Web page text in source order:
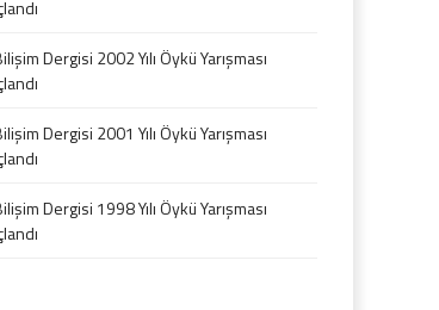
Dergisi 2002 Yılı Öykü Yarışması
Dergisi 2001 Yılı Öykü Yarışması
Dergisi 1998 Yılı Öykü Yarışması